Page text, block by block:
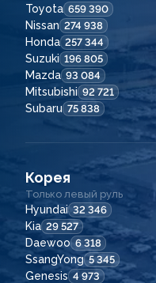
Toyota 659 390
Nissan 274 938
Honda 257 344
Suzuki 196 805
Mazda 93 084
Mitsubishi 92 721
Subaru 75 838
Корея
Только левый руль
Hyundai 32 346
Kia 29 527
Daewoo 6 318
SsangYong 5 345
Genesis 4 973